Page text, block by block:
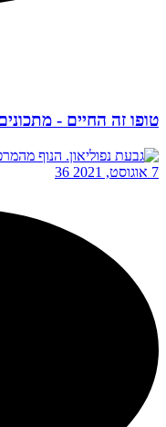
טופו זה החיים -
7 אוגוסט, 2021 36